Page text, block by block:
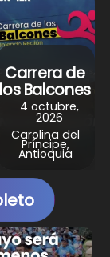
Carrera de
los Balcones
4 octubre,
2026
Carolina del
Príncipe,
Antioquia